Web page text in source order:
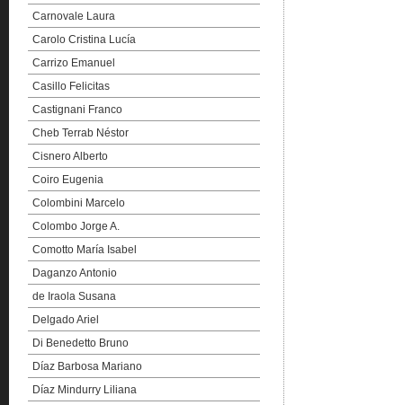
Carnovale Laura
Carolo Cristina Lucía
Carrizo Emanuel
Casillo Felicitas
Castignani Franco
Cheb Terrab Néstor
Cisnero Alberto
Coiro Eugenia
Colombini Marcelo
Colombo Jorge A.
Comotto María Isabel
Daganzo Antonio
de Iraola Susana
Delgado Ariel
Di Benedetto Bruno
Díaz Barbosa Mariano
Díaz Mindurry Liliana